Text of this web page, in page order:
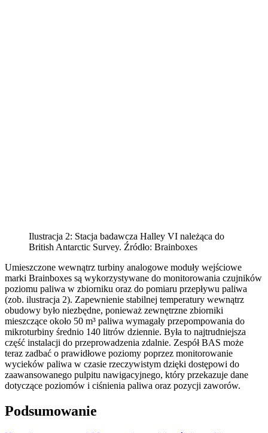
Ilustracja 2: Stacja badawcza Halley VI należąca do
British Antarctic Survey. Źródło: Brainboxes
Umieszczone wewnątrz turbiny analogowe moduły wejściowe
marki Brainboxes są wykorzystywane do monitorowania czujników
poziomu paliwa w zbiorniku oraz do pomiaru przepływu paliwa
(zob. ilustracja 2). Zapewnienie stabilnej temperatury wewnątrz
obudowy było niezbędne, ponieważ zewnętrzne zbiorniki
mieszczące około 50 m³ paliwa wymagały przepompowania do
mikroturbiny średnio 140 litrów dziennie. Była to najtrudniejsza
część instalacji do przeprowadzenia zdalnie. Zespół BAS może
teraz zadbać o prawidłowe poziomy poprzez monitorowanie
wycieków paliwa w czasie rzeczywistym dzięki dostępowi do
zaawansowanego pulpitu nawigacyjnego, który przekazuje dane
dotyczące poziomów i ciśnienia paliwa oraz pozycji zaworów.
Podsumowanie